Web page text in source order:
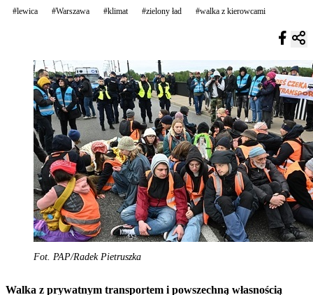
#lewica #Warszawa #klimat #zielony ład #walka z kierowcami
Fot. PAP/Radek Pietruszka
Walka z prywatnym transportem i powszechną własnością